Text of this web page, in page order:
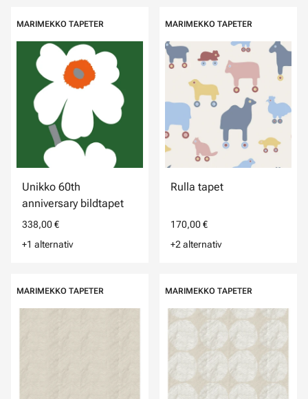
MARIMEKKO TAPETER
Unikko 60th
anniversary bildtapet
338,00 €
+1 alternativ
MARIMEKKO TAPETER
Rulla tapet
170,00 €
+2 alternativ
MARIMEKKO TAPETER MARIMEKKO TAPETER